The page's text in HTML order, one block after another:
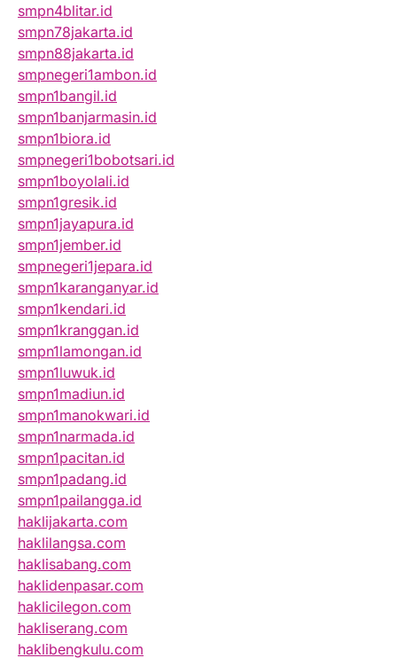
smpn4blitar.id
smpn78jakarta.id
smpn88jakarta.id
smpnegeri1ambon.id
smpn1bangil.id
smpn1banjarmasin.id
smpn1biora.id
smpnegeri1bobotsari.id
smpn1boyolali.id
smpn1gresik.id
smpn1jayapura.id
smpn1jember.id
smpnegeri1jepara.id
smpn1karanganyar.id
smpn1kendari.id
smpn1kranggan.id
smpn1lamongan.id
smpn1luwuk.id
smpn1madiun.id
smpn1manokwari.id
smpn1narmada.id
smpn1pacitan.id
smpn1padang.id
smpn1pailangga.id
haklijakarta.com
haklilangsa.com
haklisabang.com
haklidenpasar.com
haklicilegon.com
hakliserang.com
haklibengkulu.com